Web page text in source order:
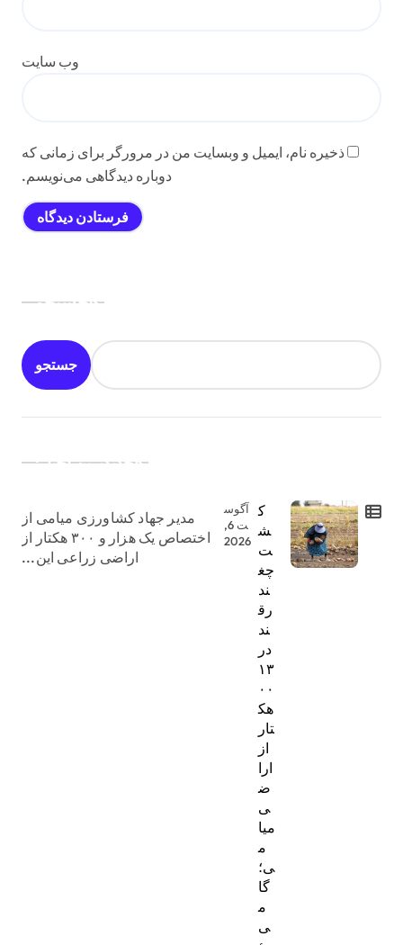
وب‌ سایت
ذخیره نام، ایمیل و وبسایت من در مرورگر برای زمانی که
دوباره دیدگاهی می‌نویسم.
جستجو
جستجو
جدیدترین اخبار:
ک
ش
ت
چغ
ند
رق
ند
در
۱۳
۰۰
هک
تار
از
ارا
ض
ی
میا
م
ی؛
گا
م
ی
آگوس
ت 6,
2026
مدیر جهاد کشاورزی میامی از
اختصاص یک هزار و ۳۰۰ هکتار از
اراضی زراعی این...